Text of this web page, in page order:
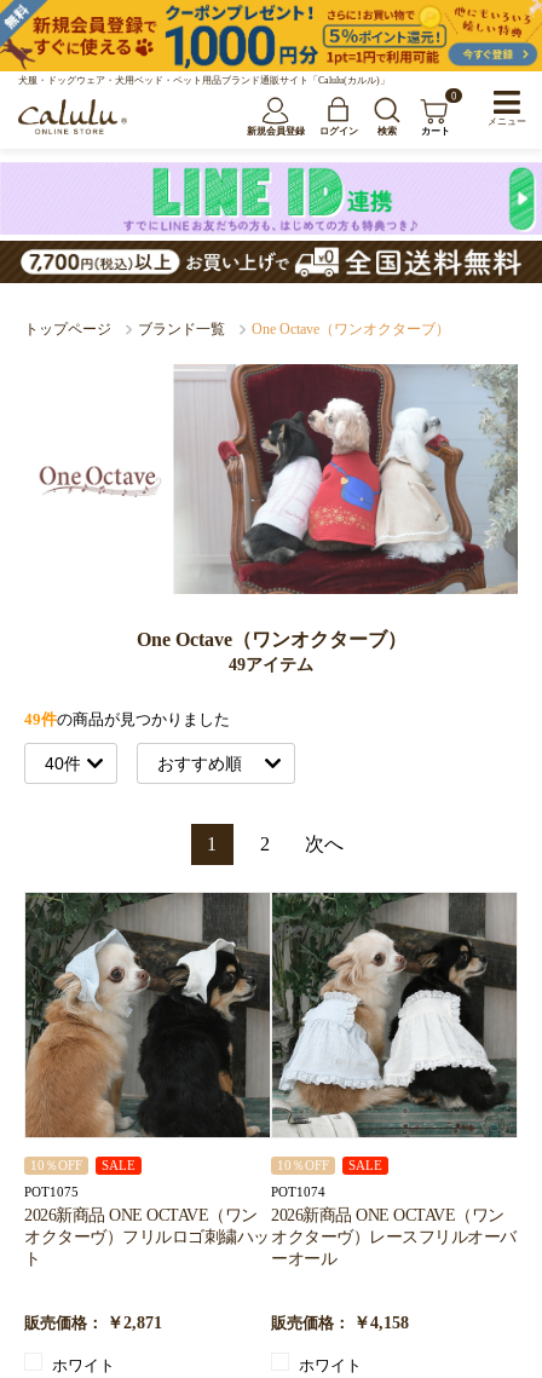
犬服・ドッグウェア・犬用ベッド・ペット用品ブランド通販サイト「Calulu(カルル)」
新規会員登録 ログイン 検索
0
カート
トップページ ブランド一覧 One Octave（ワンオクターブ）
One Octave（ワンオクターブ）
49アイテム
49件の商品が見つかりました
1 2 次へ
10％OFF SALE
POT1075
2026新商品 ONE OCTAVE（ワン
オクターヴ）フリルロゴ刺繍ハッ
ト
販売価格： ￥2,871
ホワイト
10％OFF SALE
POT1074
2026新商品 ONE OCTAVE（ワン
オクターヴ）レースフリルオーバ
ーオール
販売価格： ￥4,158
ホワイト
メニュー